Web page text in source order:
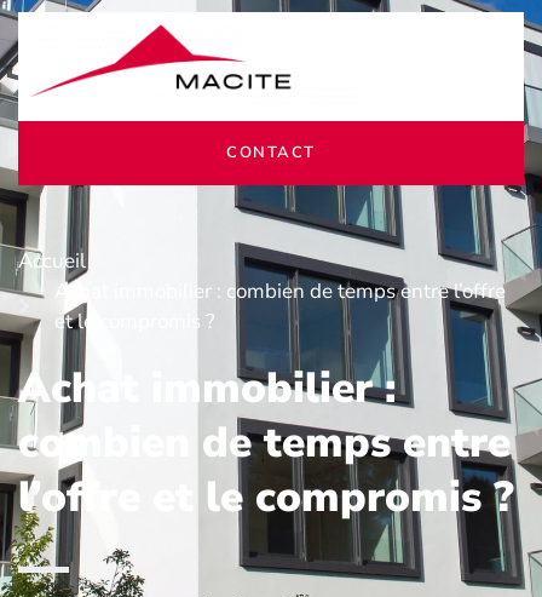
CONTACT
Accueil
Achat immobilier : combien de temps entre l’offre
et le compromis ?
Achat immobilier :
combien de temps entre
l’offre et le compromis ?